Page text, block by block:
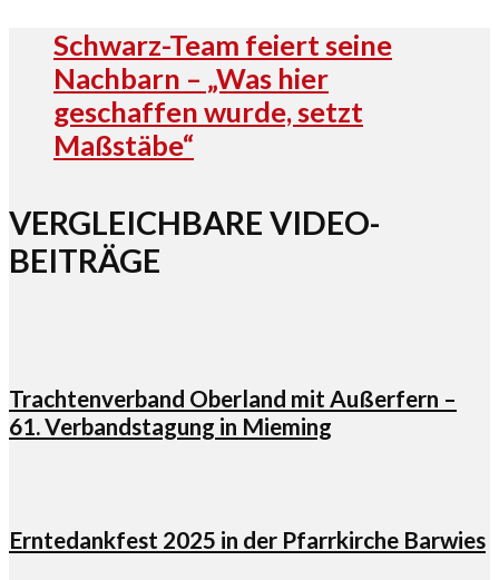
Schwarz-Team feiert seine
Nachbarn – „Was hier
geschaffen wurde, setzt
Maßstäbe“
VERGLEICHBARE VIDEO-
BEITRÄGE
Trachtenverband Oberland mit Außerfern –
61. Verbandstagung in Mieming
Erntedankfest 2025 in der Pfarrkirche Barwies